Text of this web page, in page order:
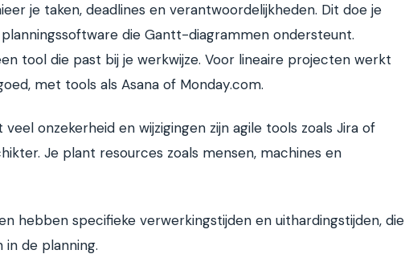
je taken, deadlines en verantwoordelijkheden. Dit doe je
die Gantt-diagrammen ondersteunt.
tool die past bij je werkwijze. Voor lineaire projecten werkt
met tools als Asana of Monday.com.
onzekerheid en wijzigingen zijn agile tools zoals Jira of
Je plant resources zoals mensen, machines en
hebben specifieke verwerkingstijden en uithardingstijden, die
de planning.